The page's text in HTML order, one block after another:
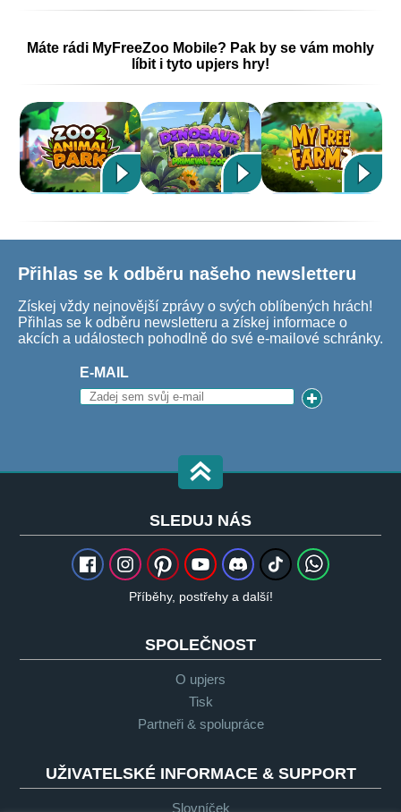
Máte rádi MyFreeZoo Mobile? Pak by se vám mohly
líbit i tyto upjers hry!
Přihlas se k odběru našeho newsletteru
Získej vždy nejnovější zprávy o svých oblíbených hrách!
Přihlas se k odběru newsletteru a získej informace o
akcích a událostech pohodlně do své e-mailové schránky.
E-MAIL
SLEDUJ NÁS
Příběhy, postřehy a další!
SPOLEČNOST
O upjers
Tisk
Partneři & spolupráce
UŽIVATELSKÉ INFORMACE & SUPPORT
Slovníček